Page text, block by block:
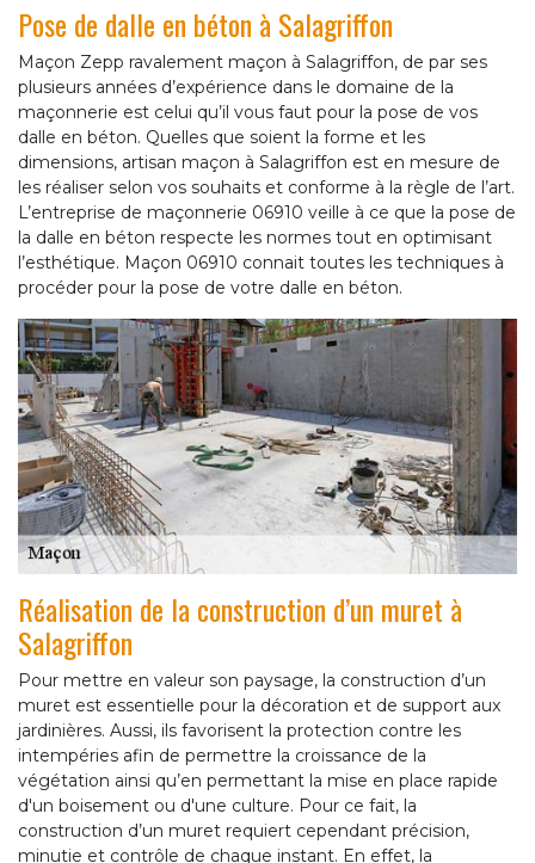
Pose de dalle en béton à Salagriffon
Maçon Zepp ravalement maçon à Salagriffon, de par ses
plusieurs années d’expérience dans le domaine de la
maçonnerie est celui qu’il vous faut pour la pose de vos
dalle en béton. Quelles que soient la forme et les
dimensions, artisan maçon à Salagriffon est en mesure de
les réaliser selon vos souhaits et conforme à la règle de l’art.
L’entreprise de maçonnerie 06910 veille à ce que la pose de
la dalle en béton respecte les normes tout en optimisant
l’esthétique. Maçon 06910 connait toutes les techniques à
procéder pour la pose de votre dalle en béton.
Réalisation de la construction d’un muret à
Salagriffon
Pour mettre en valeur son paysage, la construction d’un
muret est essentielle pour la décoration et de support aux
jardinières. Aussi, ils favorisent la protection contre les
intempéries afin de permettre la croissance de la
végétation ainsi qu’en permettant la mise en place rapide
d'un boisement ou d'une culture. Pour ce fait, la
construction d’un muret requiert cependant précision,
minutie et contrôle de chaque instant. En effet, la